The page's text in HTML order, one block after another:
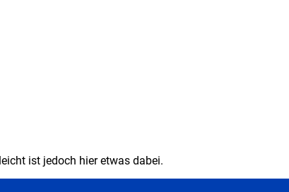
ist jedoch hier etwas dabei.